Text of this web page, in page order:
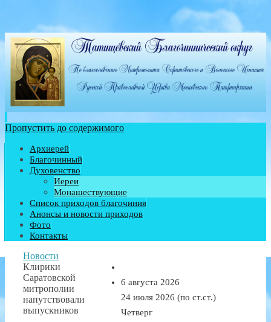
Пропустить до содержимого
Архиерей
Благочинный
Духовенство
Иереи
Монашествующие
Список приходов благочиния
Анонсы и новости приходов
Фото
Контакты
Новости
Клирики
Саратовской
митрополии
напутствовали
выпускников
6 августа 2026
24 июля 2026 (по ст.ст.)
Четверг